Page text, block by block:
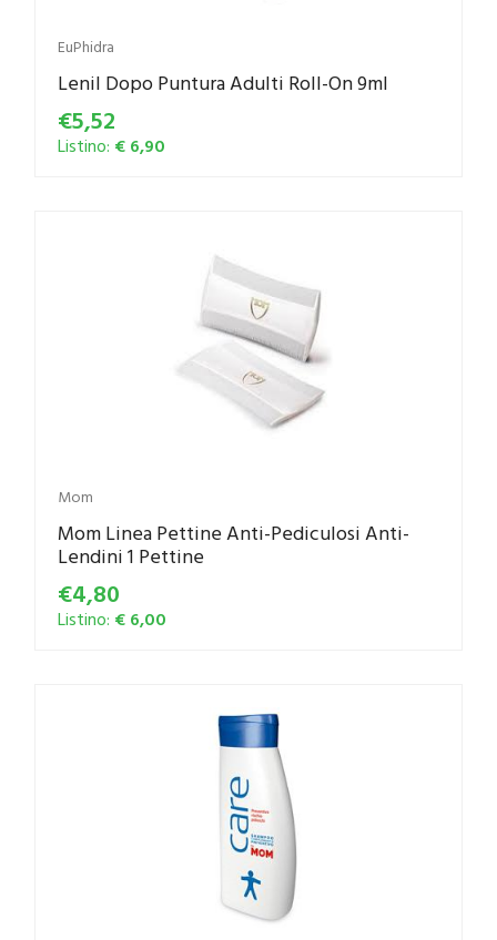
EuPhidra
Lenil Dopo Puntura Adulti Roll-On 9ml
€5,52
Listino: € 6,90
Mom
Mom Linea Pettine Anti-Pediculosi Anti-
Lendini 1 Pettine
€4,80
Listino: € 6,00